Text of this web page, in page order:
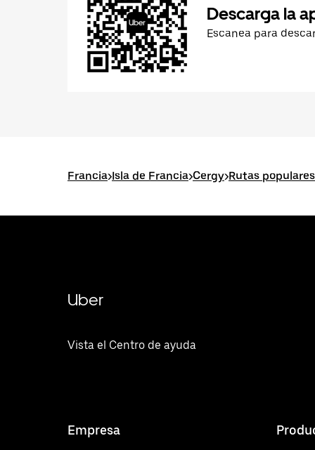
Descarga la
Escanea para
Francia>Isla de Francia>Cergy>Rutas
Uber
Vista el Centro de ayuda
Empresa